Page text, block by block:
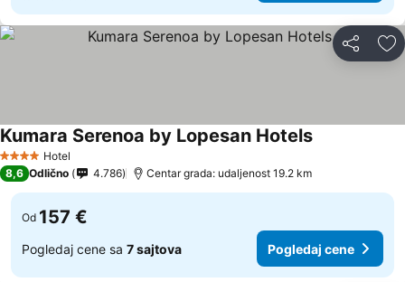
Deli
4 ZvezdiceHotel
Kumara Serenoa by Lopesan Hotels
8,6 Odlično 4.786 Centar grada: udaljenost 19.2 km
Od 157 €
Pogledaj cene sa 7 sajtova Pogledaj cene